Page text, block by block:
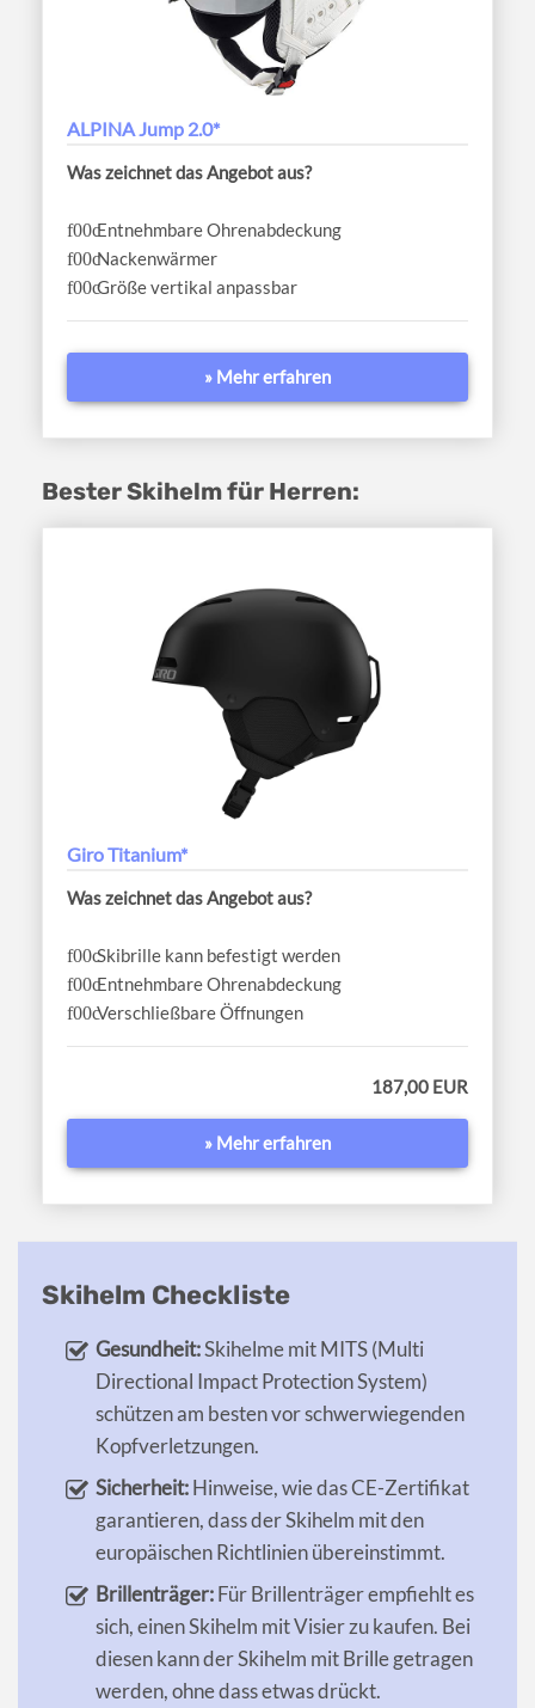
ALPINA Jump 2.0*
Was zeichnet das Angebot aus?
Entnehmbare Ohrenabdeckung
Nackenwärmer
Größe vertikal anpassbar
» Mehr erfahren
Bester Skihelm für Herren:
Giro Titanium*
Was zeichnet das Angebot aus?
Skibrille kann befestigt werden
Entnehmbare Ohrenabdeckung
Verschließbare Öffnungen
187,00 EUR
» Mehr erfahren
Skihelm Checkliste
Gesundheit:Skihelme mit MITS (Multi
Directional Impact Protection System)
schützen am besten vor schwerwiegenden
Kopfverletzungen.
Sicherheit:Hinweise, wie das CE-Zertifikat
garantieren, dass der Skihelm mit den
europäischen Richtlinien übereinstimmt.
Brillenträger:Für Brillenträger empfiehlt es
sich, einen Skihelm mit Visier zu kaufen. Bei
diesen kann der Skihelm mit Brille getragen
werden, ohne dass etwas drückt.